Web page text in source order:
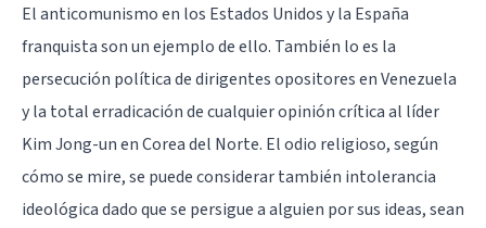
El anticomunismo en los Estados Unidos y la España
franquista son un ejemplo de ello. También lo es la
persecución política de dirigentes opositores en Venezuela
y la total erradicación de cualquier opinión crítica al líder
Kim Jong-un en Corea del Norte. El odio religioso, según
cómo se mire, se puede considerar también intolerancia
ideológica dado que se persigue a alguien por sus ideas, sean